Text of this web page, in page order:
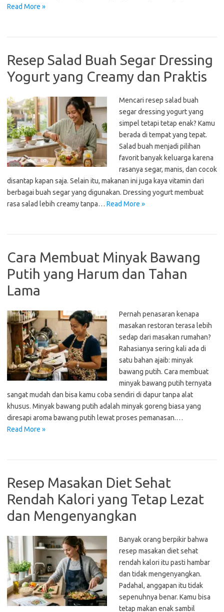
Read More »
Resep Salad Buah Segar Dressing
Yogurt yang Creamy dan Praktis
Mencari resep salad buah
segar dressing yogurt yang
simpel tetapi tetap enak? Kamu
berada di tempat yang tepat.
Salad buah menjadi pilihan
favorit banyak keluarga karena
rasanya segar, manis, dan cocok
disantap kapan saja. Selain itu, makanan ini juga kaya vitamin dari
berbagai buah segar yang digunakan. Dressing yogurt membuat
rasa salad lebih creamy tanpa… Read More »
Cara Membuat Minyak Bawang
Putih yang Harum dan Tahan
Lama
Pernah penasaran kenapa
masakan restoran terasa lebih
sedap dari masakan rumahan?
Rahasianya sering kali ada di
satu bahan ajaib: minyak
bawang putih. Cara membuat
minyak bawang putih ternyata
sangat mudah dan bisa kamu coba sendiri di dapur tanpa alat
khusus. Minyak bawang putih adalah minyak goreng biasa yang
diresapi aroma bawang putih lewat proses pemanasan.…
Read More »
Resep Masakan Diet Sehat
Rendah Kalori yang Tetap Lezat
dan Mengenyangkan
Banyak orang berpikir bahwa
resep masakan diet sehat
rendah kalori itu pasti hambar
dan tidak mengenyangkan.
Padahal, anggapan itu tidak
sepenuhnya benar. Kamu bisa
tetap makan enak sambil